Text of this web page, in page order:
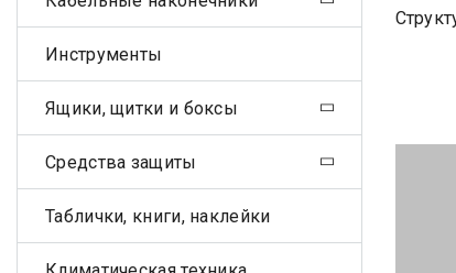
Инструменты
Ящики, щитки и боксы
Средства защиты
Таблички, книги, наклейки